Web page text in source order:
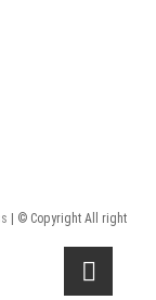
| © Copyright All right